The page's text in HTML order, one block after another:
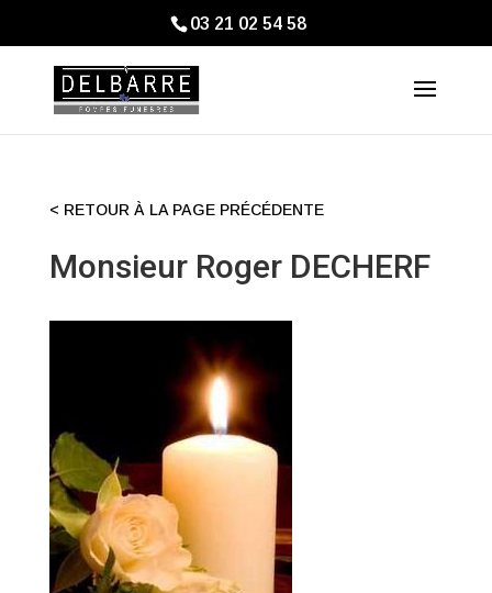
03 21 02 54 58
< RETOUR À LA PAGE PRÉCÉDENTE
Monsieur Roger DECHERF